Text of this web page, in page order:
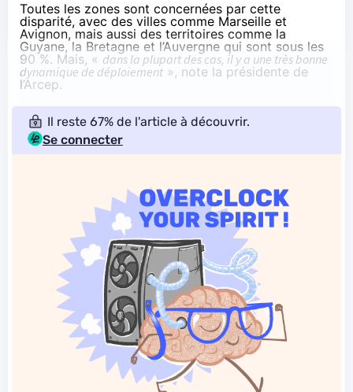
Toutes les zones sont concernées par cette
disparité, avec des villes comme Marseille et
Avignon, mais aussi des territoires comme la
Guyane, la Bretagne et l’Auvergne qui sont sous les
90 %. Mais, « dans la plupart des cas, il y a une très bonne
dynamique de déploiement », note la présidente de
l’Arcep.
Il reste 67% de l'article à découvrir.
Se connecter